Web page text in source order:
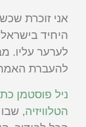
אני זוכרת
היחיד
לערער עליו.
להעברת
ניל פוסטמן
הטלוויזיה,